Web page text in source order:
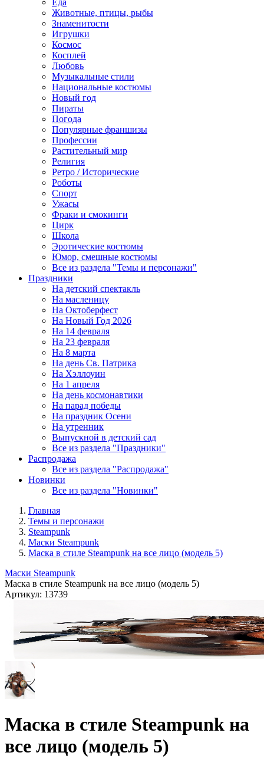
Еда
Животные, птицы, рыбы
Знаменитости
Игрушки
Космос
Косплей
Любовь
Музыкальные стили
Национальные костюмы
Новый год
Пираты
Погода
Популярные франшизы
Профессии
Растительный мир
Религия
Ретро / Исторические
Роботы
Спорт
Ужасы
Фраки и смокинги
Цирк
Школа
Эротические костюмы
Юмор, смешные костюмы
Все из раздела "Темы и персонажи"
Праздники
На детский спектакль
На масленицу
На Октоберфест
На Новый Год 2026
На 14 февраля
На 23 февраля
На 8 марта
На день Св. Патрика
На Хэллоуин
На 1 апреля
На день космонавтики
На парад победы
На праздник Осени
На утренник
Выпускной в детский сад
Все из раздела "Праздники"
Распродажа
Все из раздела "Распродажа"
Новинки
Все из раздела "Новинки"
Главная
Темы и персонажи
Steampunk
Маски Steampunk
Маска в стиле Steampunk на все лицо (модель 5)
Маски Steampunk
Маска в стиле Steampunk на все лицо (модель 5)
Артикул: 13739
Маска в стиле Steampunk на
все лицо (модель 5)